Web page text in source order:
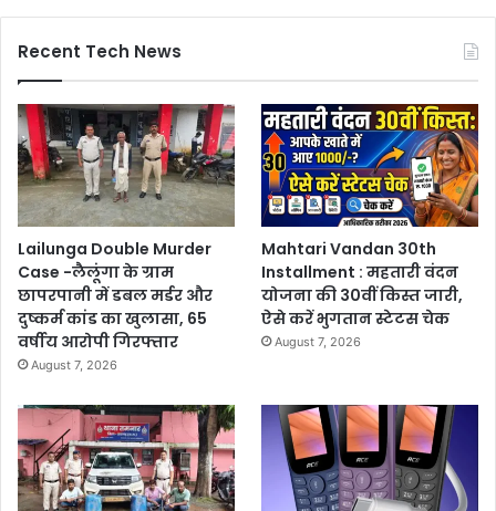
Recent Tech News
Lailunga Double Murder
Case -लैलूंगा के ग्राम
छापरपानी में डबल मर्डर और
दुष्कर्म कांड का खुलासा, 65
वर्षीय आरोपी गिरफ्तार
August 7, 2026
Mahtari Vandan 30th
Installment : महतारी वंदन
योजना की 30वीं किस्त जारी,
ऐसे करें भुगतान स्टेटस चेक
August 7, 2026